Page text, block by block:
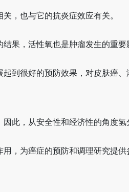
，也与它的抗炎症效应有关。
果，活性氧也是肿瘤发生的重
到很好的预防效果，对皮肤癌
此，从安全性和经济性的角度
，为癌症的预防和调理研究提供